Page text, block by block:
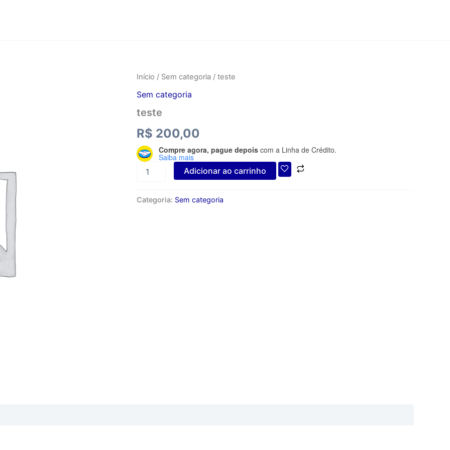
Início / Sem categoria / teste
Sem categoria
teste
R$ 200,00
Compre agora, pague depois com a Linha de Crédito.
Saiba mais
teste
Adicionar ao carrinho
Categoria: Sem categoria